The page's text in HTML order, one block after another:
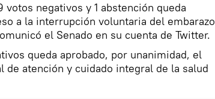
negativos y 1 abstención queda
a la interrupción voluntaria del embarazo
el Senado en su cuenta de Twitter.
queda aprobado, por unanimidad, el
de atención y cuidado integral de la salud